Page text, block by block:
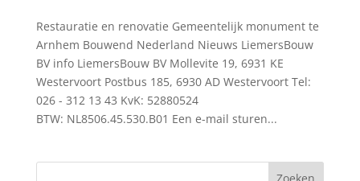
Restauratie en renovatie Gemeentelijk monument te
Arnhem Bouwend Nederland Nieuws LiemersBouw
BV info LiemersBouw BV Mollevite 19, 6931 KE
Westervoort Postbus 185, 6930 AD Westervoort Tel:
026 - 312 13 43 KvK: 52880524
BTW: NL8506.45.530.B01 Een e-mail sturen...